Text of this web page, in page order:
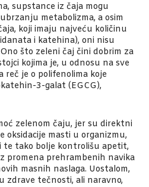
supstance iz čaja mogu
metabolizma, a osim
koji imaju najveću količinu
i katehina), oni nisu
što zeleni čaj čini dobrim za
kojima je, u odnosu na sve
reč je o polifenolima koje
3-galat (EGCG),
zelenom čaju, jer su direktni
oksidacije masti u organizmu,
te tako bolje kontrolišu apetit,
promena prehrambenih navika
masnih naslaga. Uostalom,
zdrave tečnosti, ali naravno,